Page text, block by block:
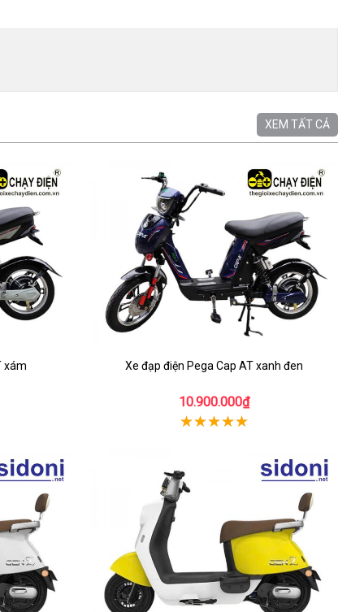
XEM TẤT CẢ
xám Xe đạp điện Pega Cap AT xanh đen
10.900.000₫